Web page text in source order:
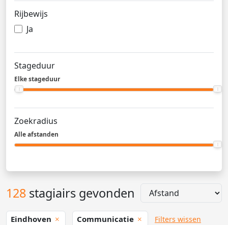
Rijbewijs
Ja
Stageduur
Elke stageduur
Zoekradius
Alle afstanden
128 stagiairs gevonden
Eindhoven Communicatie Filters wissen